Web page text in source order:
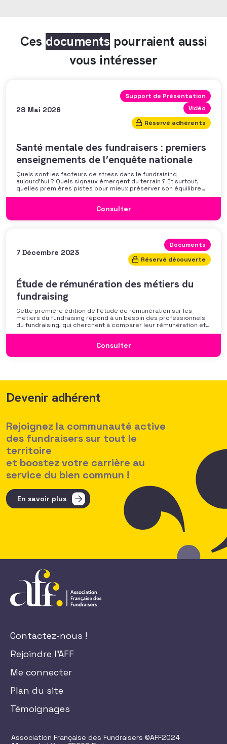
Ces documents pourraient aussi
vous intéresser
28 Mai 2026
Support de Présentation
Vidéo
Réservé adhérents
Santé mentale des fundraisers : premiers
enseignements de l’enquête nationale
Quels sont les facteurs de stress dans le fundraising
aujourd’hui ? Quels signaux émergent du terrain ? Et surtout,
quelles premières pistes pour mieux préserver son équilibre
professionnel ? L’AFF vous propose un webinaire pour découvrir
discussion autour des mécanismes
Consulter
7 Décembre 2023
Documents
Réservé découverte
Étude de rémunération des métiers du
fundraising
Cette première édition de l’étude de rémunération sur les
métiers du fundraising répond à un besoin des professionnels
du fundraising, qui cherchent à comparer leur rémunération et à
se positionner. Elle répond également à une préoccupation
des politiques salariales comme un enjeu majeur,
Consulter
Devenir adhérent
Rejoignez la communauté active
des fundraisers sur tout le
territoire
et boostez votre carrière au
service du bien commun !
En savoir plus
Contactez-nous !
Rejoindre l'AFF
Me connecter
Plan du site
Témoignages
Association Française des Fundraisers ©AFF2024